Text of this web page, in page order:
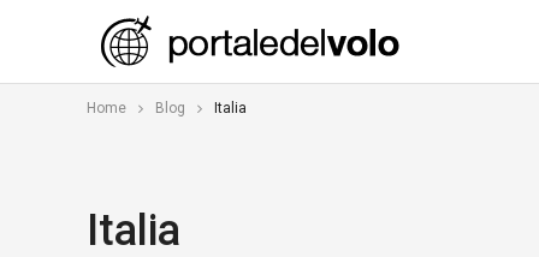
Home Blog Italia
Italia